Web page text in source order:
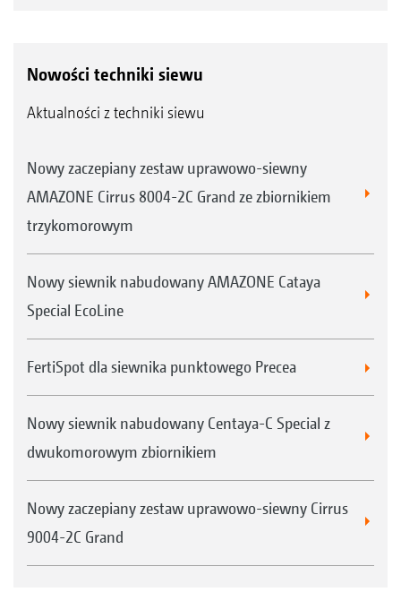
Nowości techniki siewu
Aktualności z techniki siewu
Nowy zaczepiany zestaw uprawowo-siewny
AMAZONE Cirrus 8004-2C Grand ze zbiornikiem
trzykomorowym
Nowy siewnik nabudowany AMAZONE Cataya
Special EcoLine
FertiSpot dla siewnika punktowego Precea
Nowy siewnik nabudowany Centaya-C Special z
dwukomorowym zbiornikiem
Nowy zaczepiany zestaw uprawowo-siewny Cirrus
9004-2C Grand